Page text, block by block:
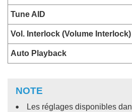
Tune AID
Vol. Interlock (Volume Interlock)
Auto Playback
NOTE
Les réglages disponibles